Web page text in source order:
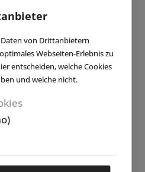
von Drittanbietern
Webseiten-Erlebnis zu
entscheiden, welche Cookies
und welche nicht.